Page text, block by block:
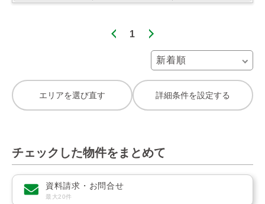
1
エリアを選び直す 詳細条件を設定する
チェックした物件をまとめて
資料請求・お問合せ
最大20件